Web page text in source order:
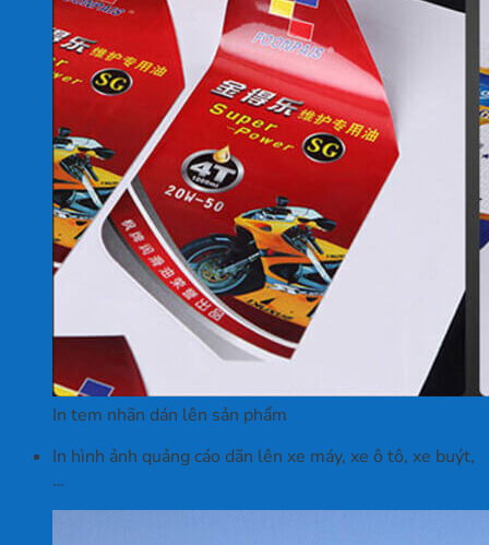
In tem nhãn dán lên sản phẩm
In hình ảnh quảng cáo dãn lên xe máy, xe ô tô, xe buýt,
…